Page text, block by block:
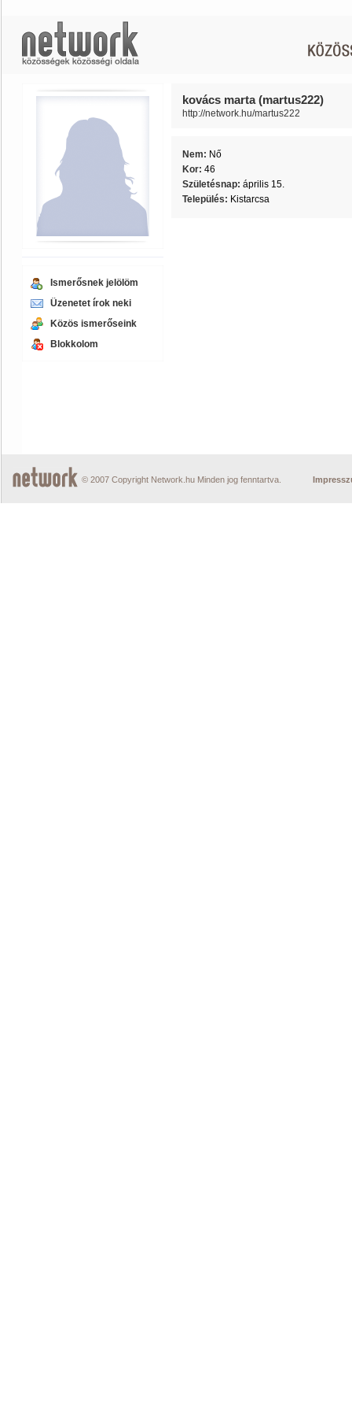
Ismerősnek jelölöm
Üzenetet írok neki
Közös ismerőseink
Blokkolom
kovács marta (martus222)
http://network.hu/martus222
Nem: Nő
Kor: 46
Születésnap: április 15.
Település: Kistarcsa
© 2007 Copyright Network.hu Minden jog fenntartva.